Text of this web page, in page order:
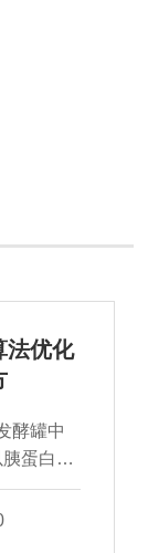
法优化
酵罐中
蛋白胨
因素试
基配